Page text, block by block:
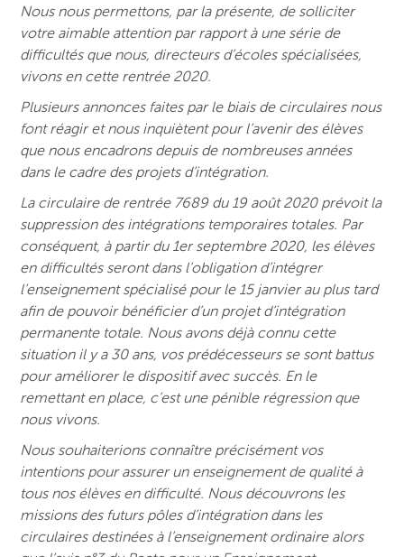
Nous nous permettons, par la présente, de solliciter
votre aimable attention par rapport à une série de
difficultés que nous, directeurs d’écoles spécialisées,
vivons en cette rentrée 2020.
Plusieurs annonces faites par le biais de circulaires nous
font réagir et nous inquiètent pour l’avenir des élèves
que nous encadrons depuis de nombreuses années
dans le cadre des projets d’intégration.
La circulaire de rentrée 7689 du 19 août 2020 prévoit la
suppression des intégrations temporaires totales. Par
conséquent, à partir du 1er septembre 2020, les élèves
en difficultés seront dans l’obligation d’intégrer
l’enseignement spécialisé pour le 15 janvier au plus tard
afin de pouvoir bénéficier d’un projet d’intégration
permanente totale. Nous avons déjà connu cette
situation il y a 30 ans, vos prédécesseurs se sont battus
pour améliorer le dispositif avec succès. En le
remettant en place, c’est une pénible régression que
nous vivons.
Nous souhaiterions connaître précisément vos
intentions pour assurer un enseignement de qualité à
tous nos élèves en difficulté. Nous découvrons les
missions des futurs pôles d’intégration dans les
circulaires destinées à l’enseignement ordinaire alors